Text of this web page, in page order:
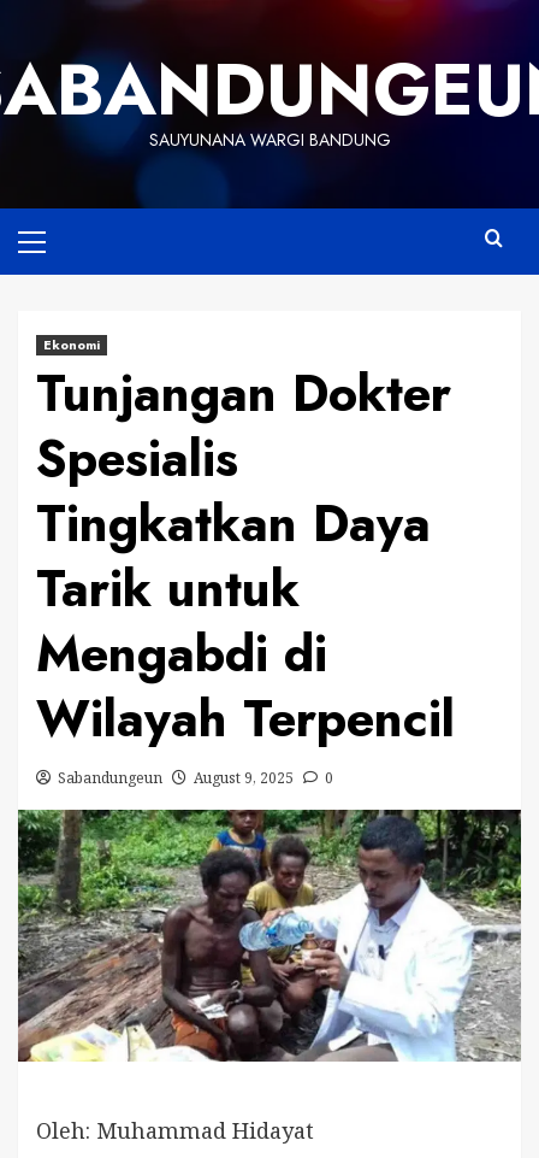
content
SAUYUNANA WARGI BANDUNG
Menu
Ekonomi
Tunjangan Dokter
Spesialis
Tingkatkan Daya
Tarik untuk
Mengabdi di
Wilayah Terpencil
Sabandungeun August 9, 2025 0
Oleh: Muhammad Hidayat